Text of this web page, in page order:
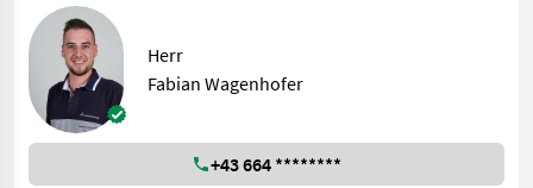
Herr
Fabian Wagenhofer
+43 664 ********